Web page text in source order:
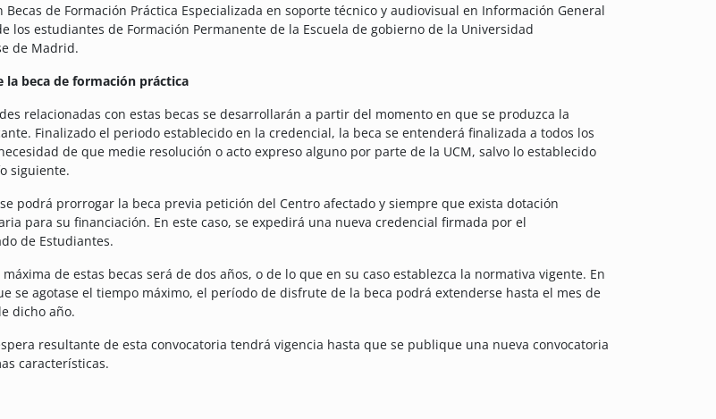
Becas de Formación Práctica Especializada en soporte técnico y audiovisual en Información General
los estudiantes de Formación Permanente de la Escuela de gobierno de la Universidad
de Madrid.
la beca de formación práctica
relacionadas con estas becas se desarrollarán a partir del momento en que se produzca la
Finalizado el periodo establecido en la credencial, la beca se entenderá finalizada a todos los
de que medie resolución o acto expreso alguno por parte de la UCM, salvo lo establecido
siguiente.
se podrá prorrogar la beca previa petición del Centro afectado y siempre que exista dotación
para su financiación. En este caso, se expedirá una nueva credencial firmada por el
de Estudiantes.
de estas becas será de dos años, o de lo que en su caso establezca la normativa vigente. En
se agotase el tiempo máximo, el período de disfrute de la beca podrá extenderse hasta el mes de
dicho año.
resultante de esta convocatoria tendrá vigencia hasta que se publique una nueva convocatoria
características.